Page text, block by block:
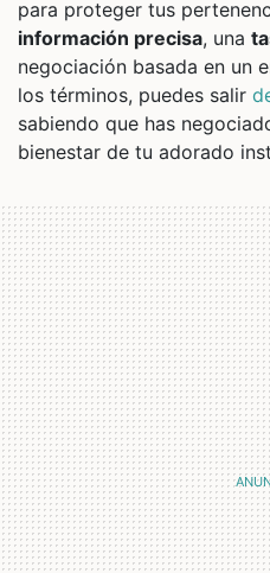
para proteger tus
información precisa, una
negociación basada en un
los términos, puedes salir
sabiendo que has
bienestar de tu adorado